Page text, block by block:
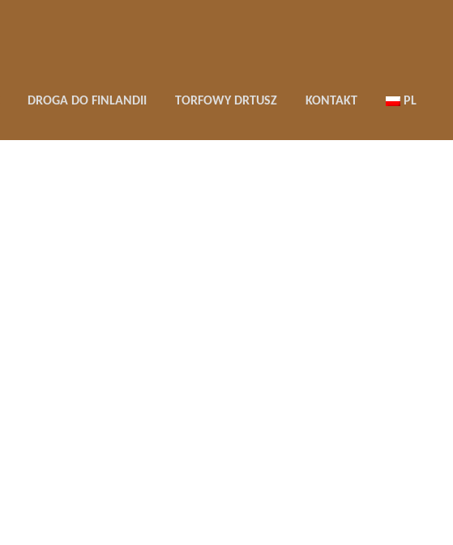
DROGA DO FINLANDII TORFOWY DRTUSZ KONTAKT PL